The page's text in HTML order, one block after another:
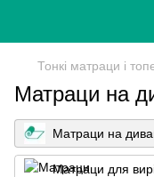
Тонкі матраци і
Матраци на
Матраци на
Матраци для